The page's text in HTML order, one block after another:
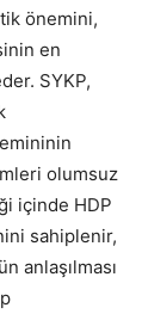
önemini,
en
SYKP,
olumsuz
içinde HDP
sahiplenir,
anlaşılması